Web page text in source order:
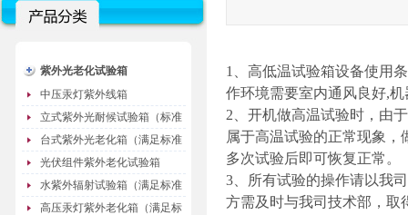
紫外光老化试验箱
中压汞灯紫外线箱
立式紫外光耐候试验箱（标准
型）
台式紫外光老化箱（满足标准
GB/T16776）
光伏组件紫外老化试验箱
水紫外辐射试验箱（满足标准
JC485-1992）
高压汞灯紫外老化箱（满足标
1、高低温试验箱设备使用
作环境需要室内通风良好,
2、开机做高温试验时，由
属于高温试验的正常现象
多次试验后即可恢复正常。
3、所有试验的操作请以我
方需及时与我司技术部，取